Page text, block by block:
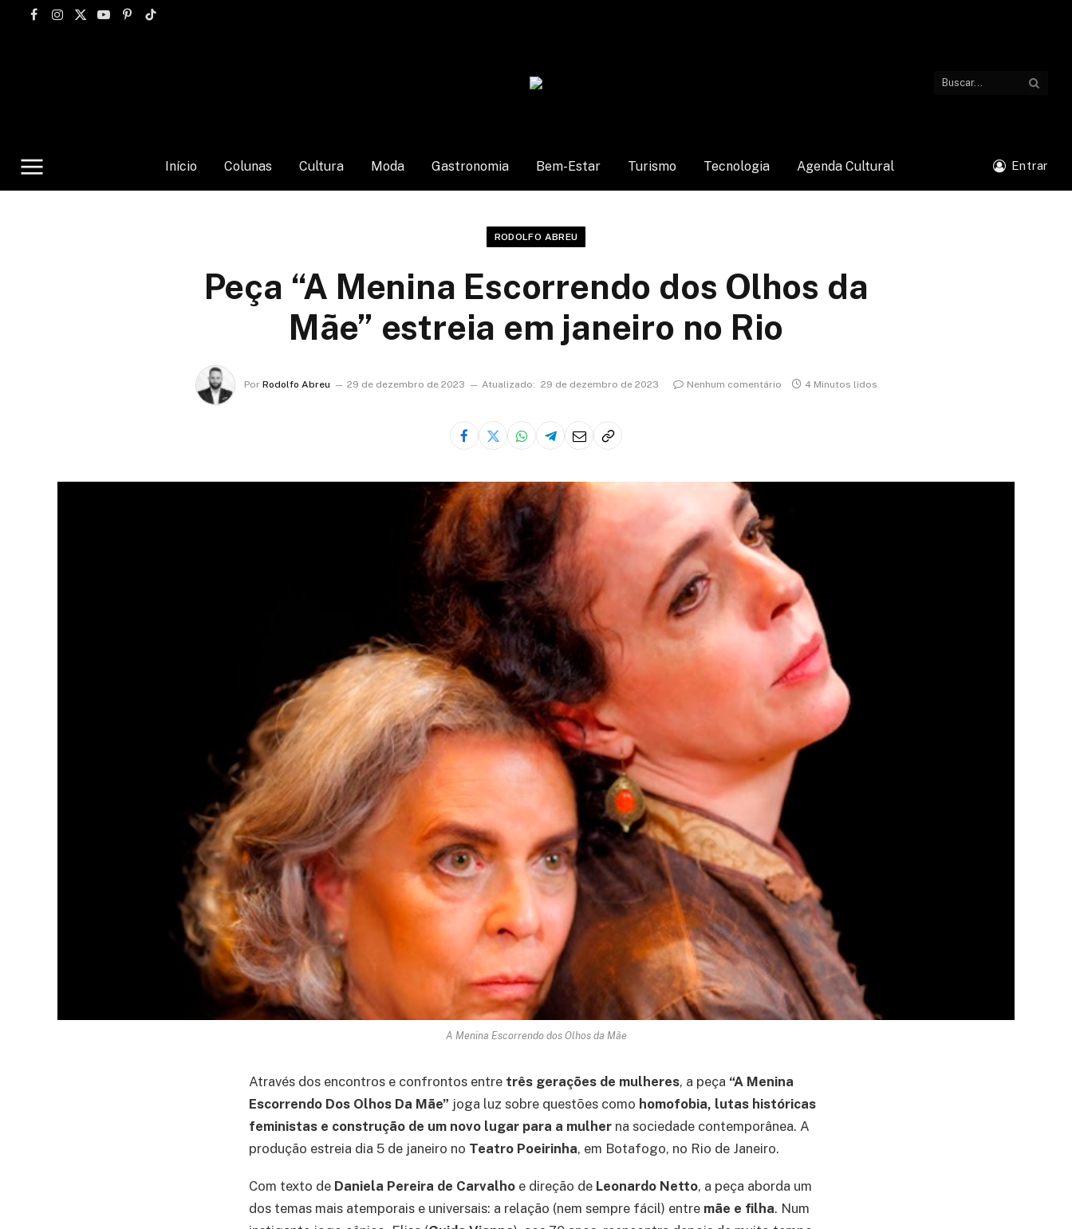
Facebook
Instagram
X
YouTubePinterest
TikTok
Início Colunas Cultura Moda Gastronomia Bem-Estar Turismo Tecnologia Agenda Cultural Entrar
RODOLFO ABREU
Peça “A Menina Escorrendo dos Olhos da
Mãe” estreia em janeiro no Rio
Por Rodolfo Abreu 29 de dezembro de 2023 Atualizado: 29 de dezembro de 2023 Nenhum comentário 4 Minutos lidos
A Menina Escorrendo dos Olhos da Mãe
Através dos encontros e confrontos entre três gerações de mulheres, a peça “A Menina
Escorrendo Dos Olhos Da Mãe” joga luz sobre questões como homofobia, lutas históricas
feministas e construção de um novo lugar para a mulher na sociedade contemporânea. A
produção estreia dia 5 de janeiro no Teatro Poeirinha, em Botafogo, no Rio de Janeiro.
Com texto de Daniela Pereira de Carvalho e direção de Leonardo Netto, a peça aborda um
dos temas mais atemporais e universais: a relação (nem sempre fácil) entre mãe e filha. Num